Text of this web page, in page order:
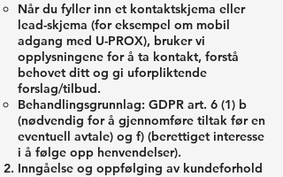
Når du fyller inn et kontaktskjema eller
lead-skjema (for eksempel om mobil
adgang med U-PROX), bruker vi
opplysningene for å ta kontakt, forstå
behovet ditt og gi uforpliktende
forslag/tilbud.
Behandlingsgrunnlag: GDPR art. 6 (1) b
(nødvendig for å gjennomføre tiltak før en
eventuell avtale) og f) (berettiget interesse
i å følge opp henvendelser).
Inngåelse og oppfølging av kundeforhold